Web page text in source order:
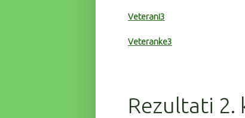
Veterani3
Veteranke3
Rezultati 2.